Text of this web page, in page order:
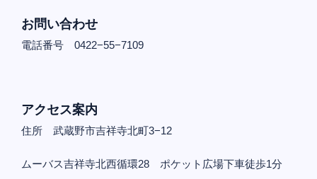
お問い合わせ
電話番号 0422−55−7109
アクセス案内
住所 武蔵野市吉祥寺北町3−12
ムーバス吉祥寺北西循環28 ポケット広場下車徒歩1分